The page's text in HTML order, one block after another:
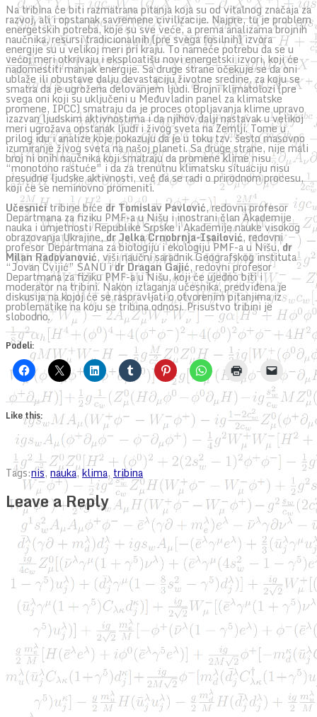
Na tribina će biti razmatrana pitanja koja su od vitalnog značaja za
razvoj, ali i opstanak savremene civilizacije. Najpre, tu je problem
energetskih potreba, koje su sve veće, a prema analizama brojnih
naučnika, resursi tradicionalnih (pre svega fosilnih) izvora
energije su u velikoj meri pri kraju. To nameće potrebu da se u
većoj meri otkrivaju i eksploatišu novi energetski izvori, koji će
nadomestiti manjak energije. Sa druge strane očekuje se da oni
ublaže ili obustave dalju devastaciju životne sredine, za koju se
smatra da je ugrožena delovanjem ljudi. Brojni klimatolozi (pre
svega oni koji su uključeni u Međuvladin panel za klimatske
promene, IPCC) smatraju da je proces otopljavanja klime upravo
izazvan ljudskim aktivnostima i da njihov dalji nastavak u velikoj
meri ugrožava opstanak ljudi i živog sveta na Zemlji. Tome u
prilog idu i analize koje pokazuju da je u toku tzv. šesto masovno
izumiranje živog sveta na našoj planeti. Sa druge strane, nije mali
broj ni onih naučnika koji smatraju da promene klime nisu
“monotono rastuće” i da za trenutnu klimatsku situaciju nisu
presudne ljudske aktivnosti, već da se radi o prirodnom procesu,
koji će se neminovno promeniti.
Učesnicitribine biće dr Tomislav Pavlović, redovni profesor
Departmana za fiziku PMF-a u Nišu i inostrani član Akademije
nauka i umjetnosti Republike Srpske i Akademije nauke visokog
obrazovanja Ukrajine,dr Jelka Crnobrnja-Isailović, redovni
profesor Departmana za biologiju i ekologiju PMF-a u Nišu,dr
Milan Radovanović, viši naučni saradnik Geografskog instituta
“Jovan Cvijić” SANU idr Dragan Gajić, redovni profesor
Departmana za fiziku PMF-a u Nišu, koji će ujedno biti i
moderator na tribini. Nakon izlaganja učesnika, predviđena je
diskusija na kojoj će se raspravljati o otvorenim pitanjima iz
problematike na koju se tribina odnosi. Prisustvo tribini je
slobodno.
Podeli:
Like this:
Tags:nis, nauka,klima, tribina
Leave a Reply